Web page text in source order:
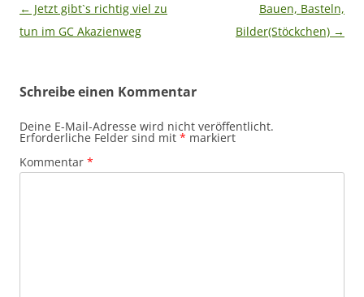
Beitragsnavigation
← Jetzt gibt`s richtig viel zu
tun im GC Akazienweg
Bauen, Basteln,
Bilder(Stöckchen) →
Schreibe einen Kommentar
Deine E-Mail-Adresse wird nicht veröffentlicht.
Erforderliche Felder sind mit * markiert
Kommentar *